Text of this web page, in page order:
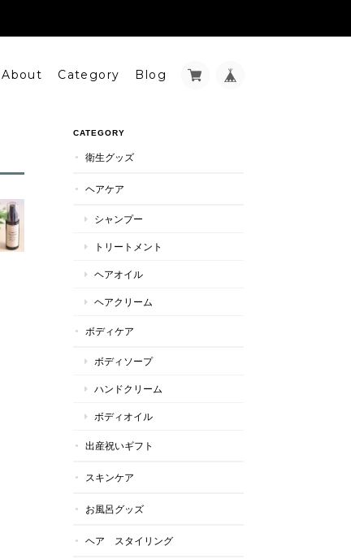
About Category Blog
CATEGORY
衛生グッズ
ヘアケア
シャンプー
トリートメント
ヘアオイル
ヘアクリーム
ボディケア
ボディソープ
ハンドクリーム
ボディオイル
出産祝いギフト
スキンケア
お風呂グッズ
ヘア スタイリング